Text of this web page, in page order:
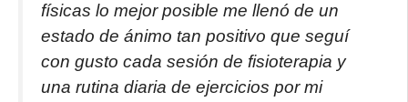
físicas lo mejor posible me llenó de un
estado de ánimo tan positivo que seguí
con gusto cada sesión de fisioterapia y
una rutina diaria de ejercicios por mi